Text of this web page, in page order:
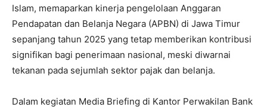
Islam, memaparkan kinerja pengelolaan Anggaran
Pendapatan dan Belanja Negara (APBN) di Jawa Timur
sepanjang tahun 2025 yang tetap memberikan kontribusi
signifikan bagi penerimaan nasional, meski diwarnai
tekanan pada sejumlah sektor pajak dan belanja.
Dalam kegiatan Media Briefing di Kantor Perwakilan Bank